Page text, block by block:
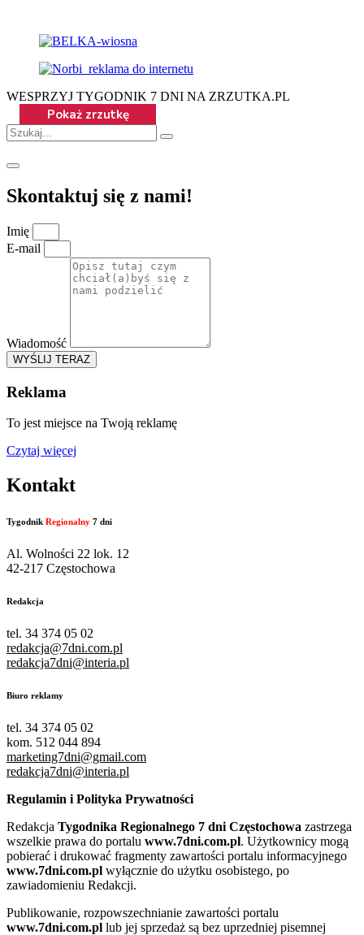
WESPRZYJ TYGODNIK 7 DNI NA ZRZUTKA.PL
Skontaktuj się z nami!
Imię
E-mail
Wiadomość
WYŚLIJ TERAZ
Reklama
To jest miejsce na Twoją reklamę
Czytaj więcej
Kontakt
Tygodnik Regionalny 7 dni
Al. Wolności 22 lok. 12
42-217 Częstochowa
Redakcja
tel. 34 374 05 02
redakcja@7dni.com.pl
redakcja7dni@interia.pl
Biuro reklamy
tel. 34 374 05 02
kom. 512 044 894
marketing7dni@gmail.com
redakcja7dni@interia.pl
Regulamin i Polityka Prywatności
Redakcja Tygodnika Regionalnego 7 dni Częstochowa zastrzega
wszelkie prawa do portalu www.7dni.com.pl. Użytkownicy mogą
pobierać i drukować fragmenty zawartości portalu informacyjnego
www.7dni.com.pl wyłącznie do użytku osobistego, po
zawiadomieniu Redakcji.
Publikowanie, rozpowszechnianie zawartości portalu
www.7dni.com.pl lub jej sprzedaż są bez uprzedniej pisemnej